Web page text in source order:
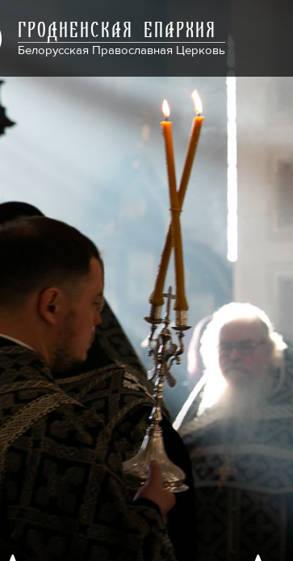
ГРОДНЕНСКАЯ ЕПАРХИЯ
Белорусская Православная Церковь